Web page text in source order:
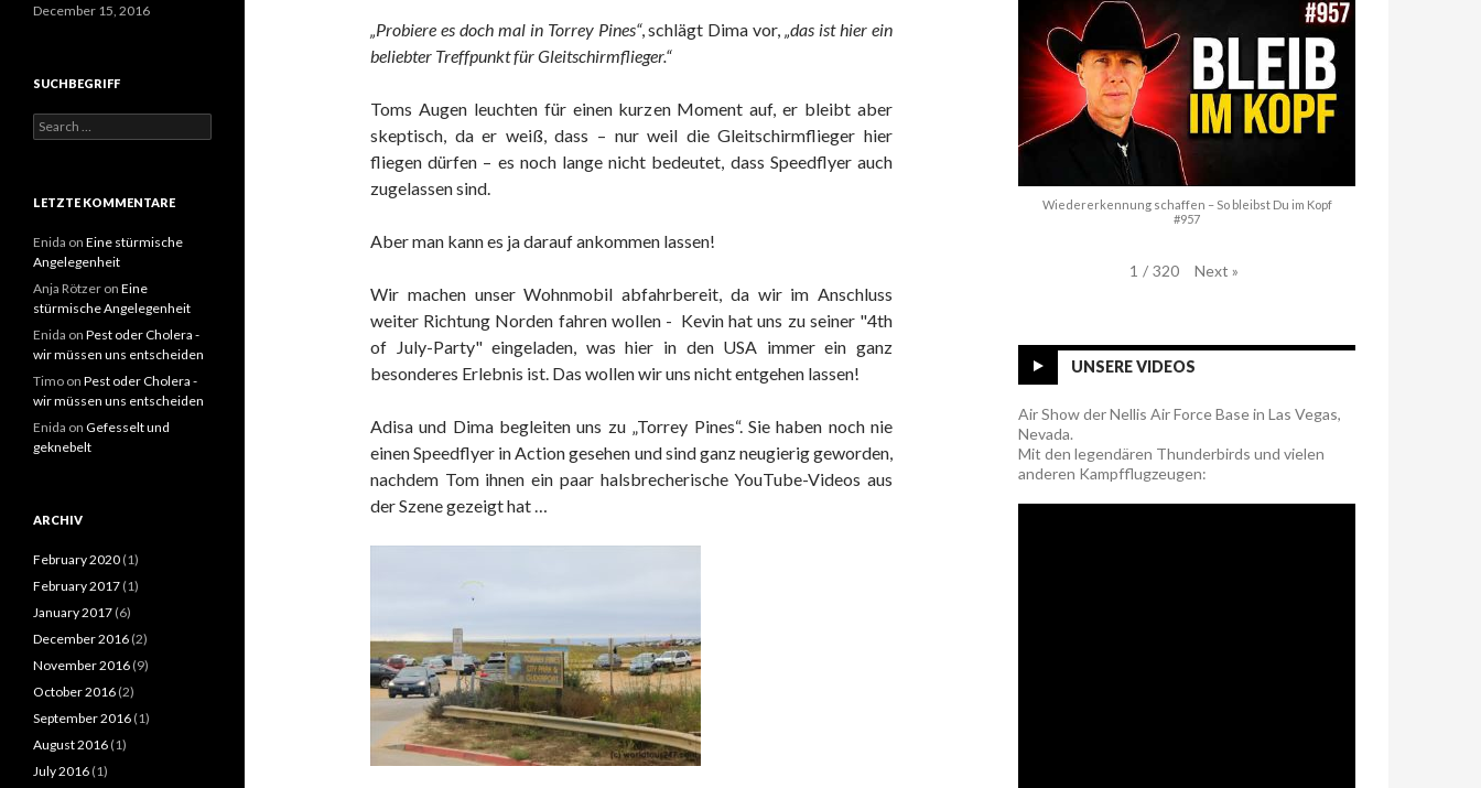
„Probiere es doch mal in Torrey Pines“, schlägt Dima vor,„das ist hier ein
beliebter Treffpunkt für Gleitschirmflieger.“
Toms Augen leuchten für einen kurzen Moment auf, er bleibt aber
skeptisch, da er weiß, dass – nur weil die Gleitschirmflieger hier
fliegen dürfen – es noch lange nicht bedeutet, dass Speedflyer auch
zugelassen sind.
Aber man kann es ja darauf ankommen lassen!
Wir machen unser Wohnmobil abfahrbereit, da wir im Anschluss
weiter Richtung Norden fahren wollen - Kevin hat uns zu seiner "4th
of July-Party" eingeladen, was hier in den USA immer ein ganz
besonderes Erlebnis ist. Das wollen wir uns nicht entgehen lassen!
Adisa und Dima begleiten uns zu „Torrey Pines“. Sie haben noch nie
einen Speedflyer in Action gesehen und sind ganz neugierig geworden,
nachdem Tom ihnen ein paar halsbrecherische YouTube-Videos aus
der Szene gezeigt hat …
Wiedererkennung schaffen – So bleibst Du im Kopf
#957
1 / 320 Next »
UNSERE VIDEOS
Air Show der Nellis Air Force Base in Las Vegas,
Nevada.
Mit den legendären Thunderbirds und vielen
anderen Kampfflugzeugen:
December 15, 2016
SUCHBEGRIFF
Search
for:
LETZTE KOMMENTARE
Enida on Eine stürmische
Angelegenheit
Anja Rötzer on Eine
stürmische Angelegenheit
Enida on Pest oder Cholera -
wir müssen uns entscheiden
Timo on Pest oder Cholera -
wir müssen uns entscheiden
Enida on Gefesselt und
geknebelt
ARCHIV
February 2020 (1)
February 2017 (1)
January 2017 (6)
December 2016 (2)
November 2016 (9)
October 2016 (2)
September 2016 (1)
August 2016 (1)
July 2016 (1)